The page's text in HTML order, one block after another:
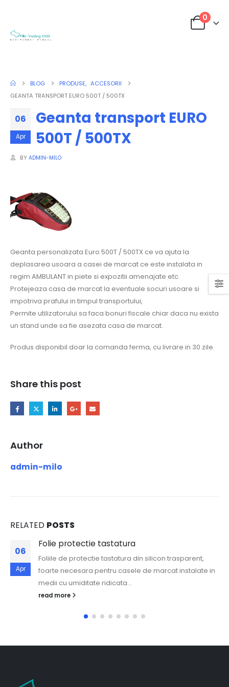
0
BLOG PRODUSE, ACCESORII
GEANTA TRANSPORT EURO 500T / 500TX
06
Apr
Geanta transport EURO
500T / 500TX
BY ADMIN-MILO
Geanta personalizata Euro 500T / 500TX ce va ajuta la
deplasarea usoara a casei de marcat ce este instalata in
regim AMBULANT in piete si expozitii amenajate etc.
Protejeaza casa de marcat la eventuale socuri usoare si
impotriva prafului in timpul transportului,
Permite utilizatorului sa faca bonuri fiscale chiar daca nu exista
un stand unde sa fie asezata casa de marcat.
Produs disponibil doar la comanda ferma, cu livrare in 30 zile.
Share this post
Author
admin-milo
RELATED POSTS
06
Apr
Folie protectie tastatura
Foliile de protectie tastatura din silicon trasparent,
foarte necesara pentru casele de marcat instalate in
medii cu umiditate ridicata...
read more